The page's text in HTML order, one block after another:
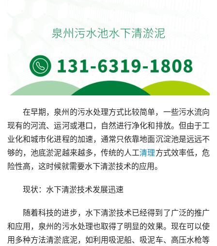
在早期，泉州的污水处理方式比较简单，一些污水流向
现有的河流、运河或港口，自然进行净化和排放。但由于工
业化和城市化进程的加速，通常只依靠地面沉淀池是远远不
够的，池底淤泥越来越多，传统的人工清理方式效率低，危
险性高，这时候就需要水下清淤技术的应用。
现状：水下清淤技术发展迅速
随着科技的进步，水下清淤技术已经得到了广泛的推广
和应用，泉州的污水处理也取得了明显的效果。现在可以使
用多种方法清淤底泥，如利用吸泥船、吸泥车、高压水枪等